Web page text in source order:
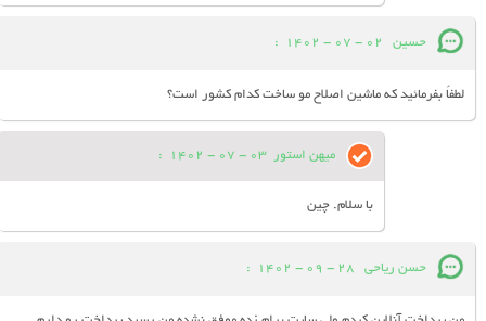
حسین 02 - 07 - 1402
:
لطفاً بفرمائید که ماشین اصلاح مو ساخت کدام کشور است؟
میهن استور 03 - 07 - 1402
:
با سلام. چین
حسن ریاحی 28 - 09 - 1402
: